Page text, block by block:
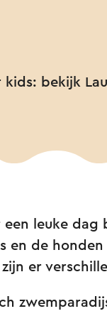
kids: bekijk
leuke
en de
er